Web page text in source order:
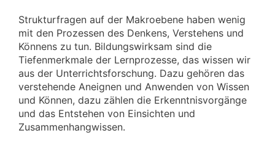
Strukturfragen auf der Makroebene haben wenig
mit den Prozessen des Denkens, Verstehens und
Könnens zu tun. Bildungswirksam sind die
Tiefenmerkmale der Lernprozesse, das wissen wir
aus der Unterrichtsforschung. Dazu gehören das
verstehende Aneignen und Anwenden von Wissen
und Können, dazu zählen die Erkenntnisvorgänge
und das Entstehen von Einsichten und
Zusammenhangwissen.